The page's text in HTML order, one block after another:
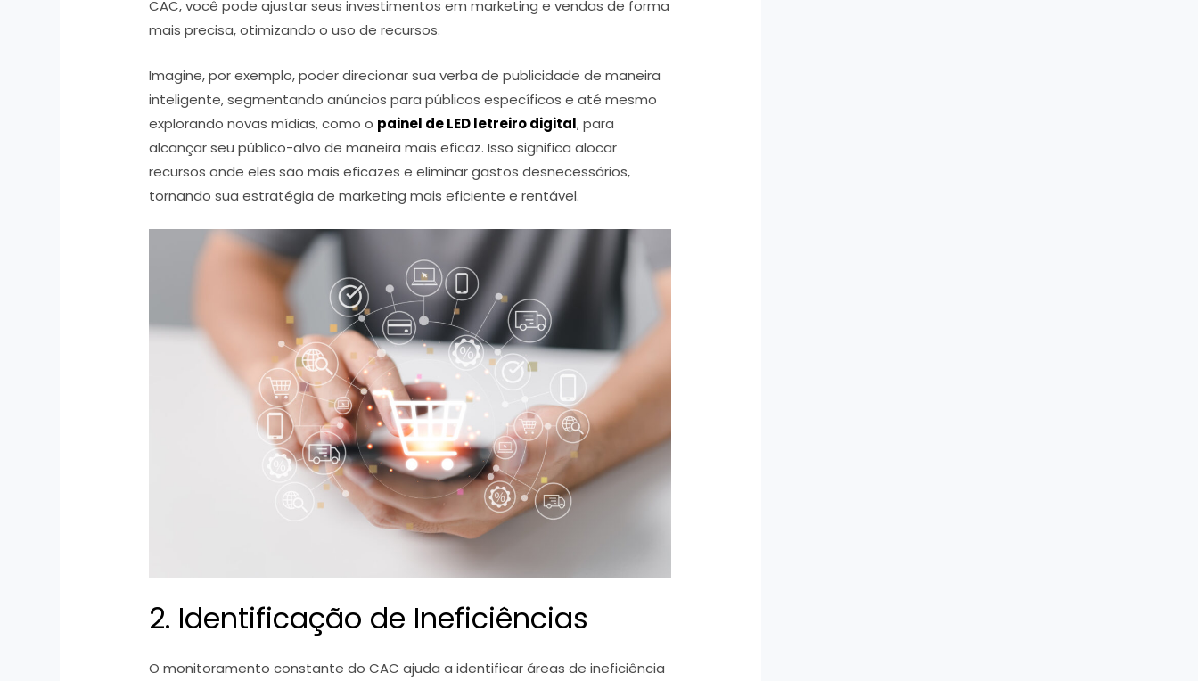
CAC, você pode ajustar seus investimentos em marketing e vendas de forma
mais precisa, otimizando o uso de recursos.
Imagine, por exemplo, poder direcionar sua verba de publicidade de maneira
inteligente, segmentando anúncios para públicos específicos e até mesmo
explorando novas mídias, como o painel de LED letreiro digital, para
alcançar seu público-alvo de maneira mais eficaz. Isso significa alocar
recursos onde eles são mais eficazes e eliminar gastos desnecessários,
tornando sua estratégia de marketing mais eficiente e rentável.
2. Identificação de Ineficiências
O monitoramento constante do CAC ajuda a identificar áreas de ineficiência